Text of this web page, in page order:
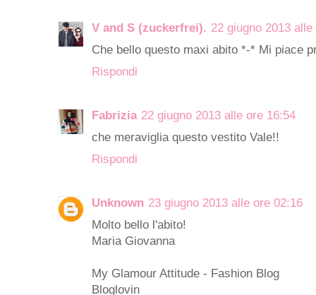
V and S (zuckerfrei). 22 giugno 2013
Che bello questo maxi abito *-* Mi piace
Rispondi
Fabrizia 22 giugno 2013 alle ore 16:54
che meraviglia questo vestito Vale!!
Rispondi
Unknown 23 giugno 2013 alle ore 02:16
Molto bello l'abito!
Maria Giovanna
My Glamour Attitude - Fashion Blog
Bloglovin